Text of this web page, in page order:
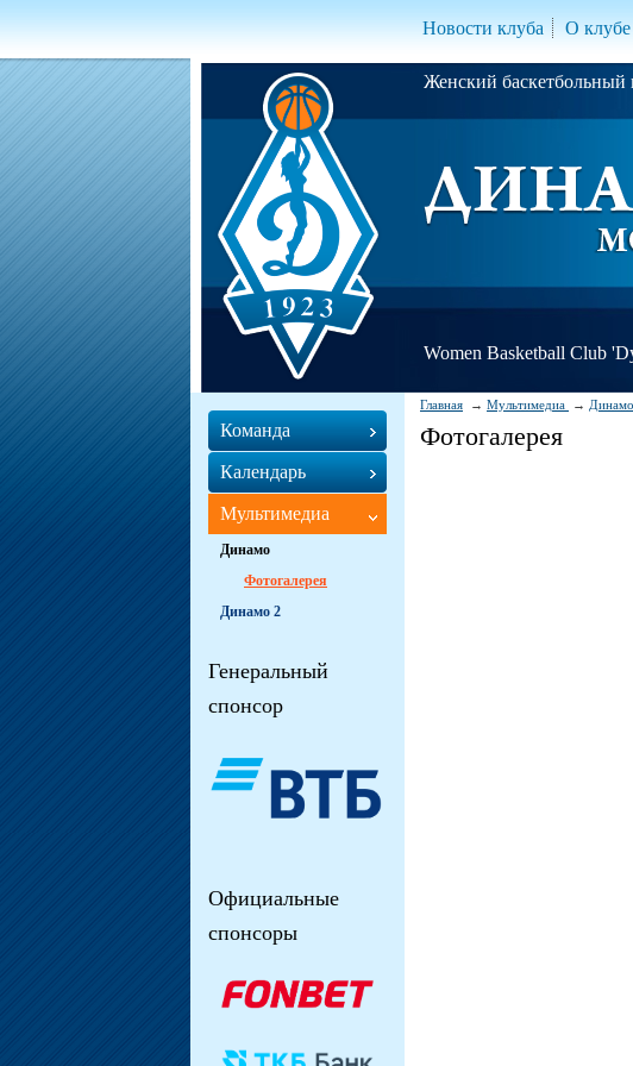
Новости клуба О клубе
Женский
Women Basketball Club
Главная Мультимедиа Динамо
Фотогалерея
Команда
Календарь
Мультимедиа
Динамо
Фотогалерея
Динамо 2
Генеральный
спонсор
Официальные
спонсоры